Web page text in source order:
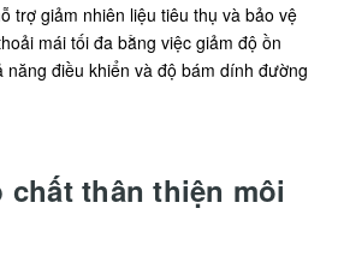
trợ giảm nhiên liệu tiêu thụ và bảo vệ
mái tối đa bằng việc giảm độ ồn
năng điều khiển và độ bám dính đường
thân thiện môi